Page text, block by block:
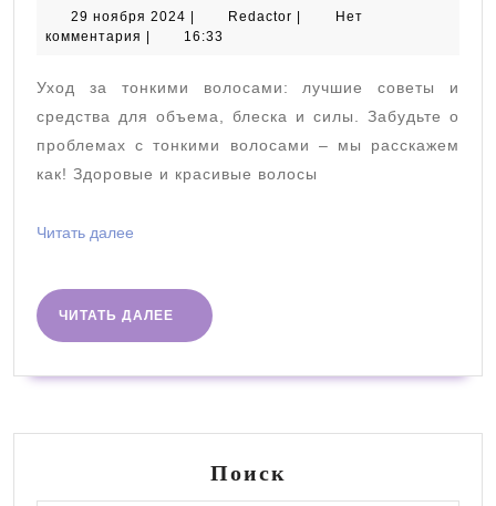
проблемы
и
решения
29 ноября 2024 29
ноября
| Redactor Redactor
|
Нет
комментария | 16:33
Уход за тонкими волосами: лучшие советы и
средства для объема, блеска и силы. Забудьте о
проблемах с тонкими волосами – мы расскажем
как! Здоровые и красивые волосы
Читать далее
ЧИТАТЬ ДАЛЕЕ
ЧИТАТЬ
ДАЛЕЕ
Поиск